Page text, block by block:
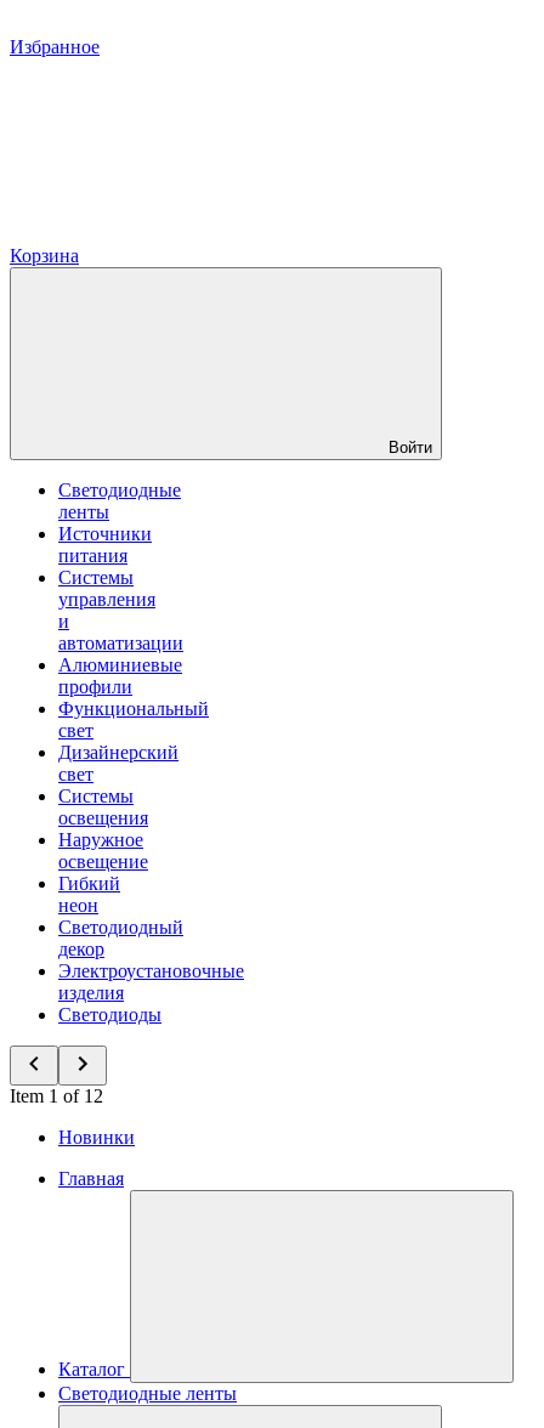
Избранное
Корзина
Войти
Светодиодные
ленты
Источники
питания
Системы
управления
и
автоматизации
Алюминиевые
профили
Функциональный
свет
Дизайнерский
свет
Системы
освещения
Наружное
освещение
Гибкий
неон
Светодиодный
декор
Электроустановочные
изделия
Светодиоды
Item 1 of 12
Новинки
Главная
Каталог
Светодиодные ленты